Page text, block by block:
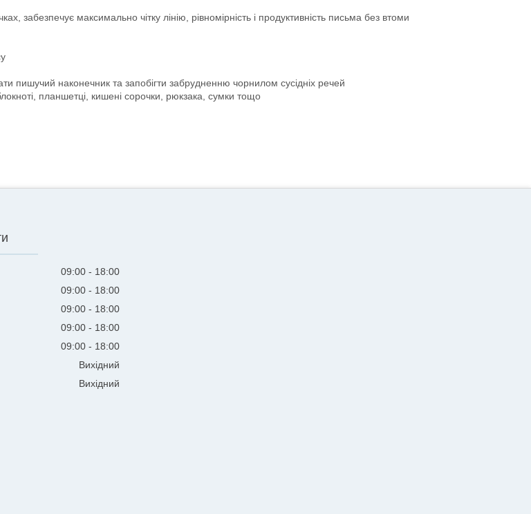
забезпечує максимально чітку лінію, рівномірність і продуктивність письма без втоми
пишучий наконечник та запобігти забрудненню чорнилом сусідніх речей
планшетці, кишені сорочки, рюкзака, сумки тощо
09:00
18:00
09:00
18:00
09:00
18:00
09:00
18:00
09:00
18:00
Вихідний
Вихідний